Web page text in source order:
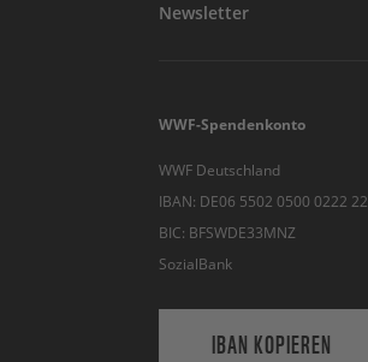
Newsletter
WWF-Spendenkonto
WWF Deutschland
IBAN: DE06 5502 0500 0222
BIC: BFSWDE33MNZ
SozialBank
IBAN KOPIEREN